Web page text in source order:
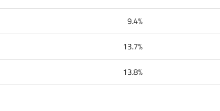
9.4%
13.7%
13.8%